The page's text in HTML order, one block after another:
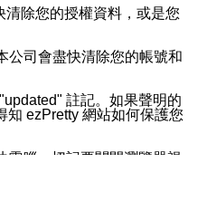
除您的授權資料，或是您
公司會盡快清除您的帳號和
註記。如果聲明的
ezPretty 網站如何保護您
電腦，切記要關閉瀏覽器視
、說明或功能連結，隨時